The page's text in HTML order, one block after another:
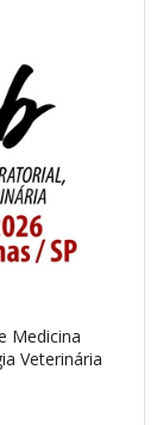
Medicina
Veterinária